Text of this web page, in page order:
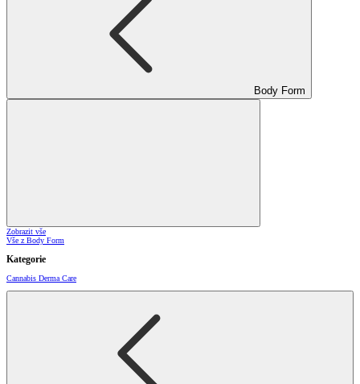
Body Form
Zobrazit vše
Vše z Body Form
Kategorie
Cannabis Derma Care